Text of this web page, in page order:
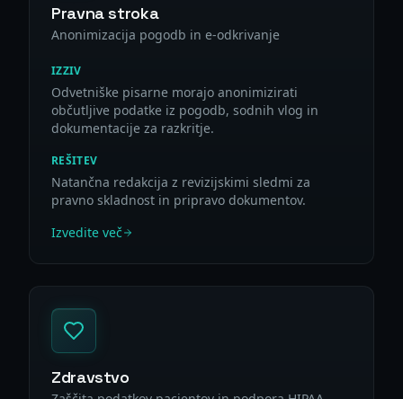
Pravna stroka
Anonimizacija pogodb in e-odkrivanje
IZZIV
Odvetniške pisarne morajo anonimizirati
občutljive podatke iz pogodb, sodnih vlog in
dokumentacije za razkritje.
REŠITEV
Natančna redakcija z revizijskimi sledmi za
pravno skladnost in pripravo dokumentov.
Izvedite več
Zdravstvo